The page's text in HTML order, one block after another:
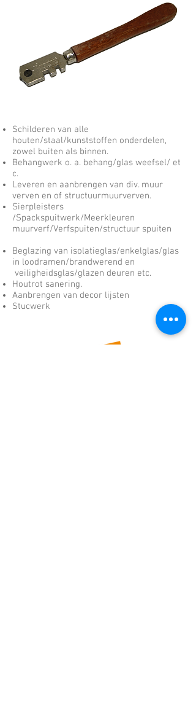
Schilderen van alle
houten/staal/kunststoffen onderdelen,
zowel buiten als binnen.
Behangwerk o. a. behang/glas weefsel/ et
c.
Leveren en aanbrengen van div. muur
verven en of structuurmuurverven.
Sierpleisters
/Spackspuitwerk/Meerkleuren
muurverf/Verfspuiten/structuur spuiten
Beglazing van isolatieglas/enkelglas/glas
in loodramen/brandwerend en
veiligheidsglas/glazen deuren etc.
Houtrot sanering.
Aanbrengen van decor lijsten
Stucwerk